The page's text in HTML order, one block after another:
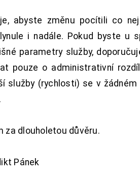
abyste změnu pocítili co
i nadále. Pokud byste u
parametry služby,
pouze o administrativní
služby (rychlosti) se v
za dlouholetou důvěru.
Pánek